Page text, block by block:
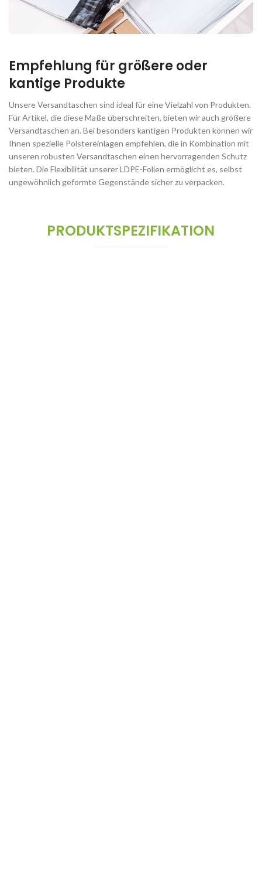
Empfehlung für größere oder
kantige Produkte
Unsere Versandtaschen sind ideal für eine Vielzahl von Produkten.
Für Artikel, die diese Maße überschreiten, bieten wir auch größere
Versandtaschen an. Bei besonders kantigen Produkten können wir
Ihnen spezielle Polstereinlagen empfehlen, die in Kombination mit
unseren robusten Versandtaschen einen hervorragenden Schutz
bieten. Die Flexibilität unserer LDPE-Folien ermöglicht es, selbst
ungewöhnlich geformte Gegenstände sicher zu verpacken.
PRODUKTSPEZIFIKATION